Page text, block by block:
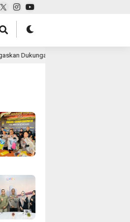
Proyek Hilirisasi PT Vale di Pomalaa